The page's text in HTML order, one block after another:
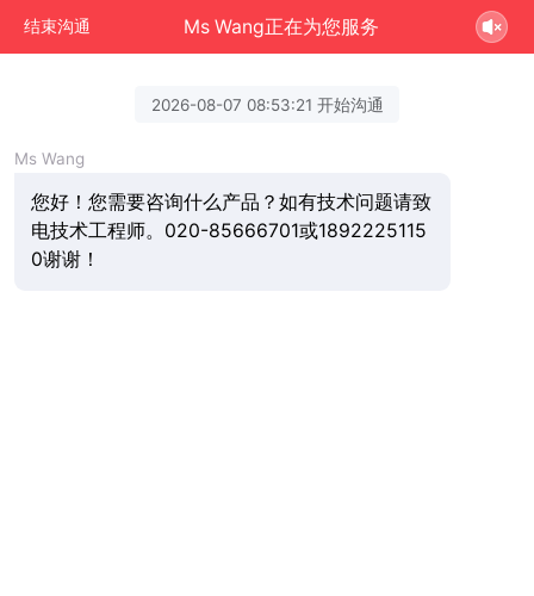
结束沟通 Ms Wang正在为您服务
2026-08-07 08:53:21 开始沟通
Ms Wang
您好！您需要咨询什么产品？如有技术问题请致
电技术工程师。020-85666701或1892225115
0谢谢！